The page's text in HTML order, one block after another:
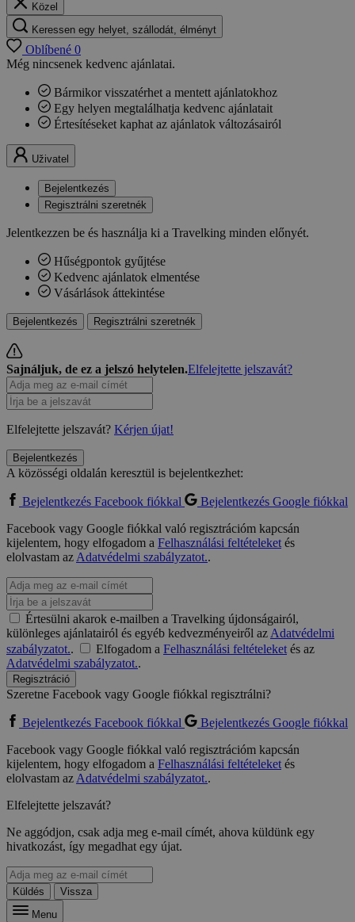
Közel
Keressen egy helyet, szállodát, élményt
Oblíbené 0
Még nincsenek kedvenc ajánlatai.
Bármikor visszatérhet a mentett ajánlatokhoz
Egy helyen megtalálhatja kedvenc ajánlatait
Értesítéseket kaphat az ajánlatok változásairól
Uživatel
Bejelentkezés
Regisztrálni szeretnék
Jelentkezzen be és használja ki a Travelking minden előnyét.
Hűségpontok gyűjtése
Kedvenc ajánlatok elmentése
Vásárlások áttekintése
Bejelentkezés Regisztrálni szeretnék
Sajnáljuk, de ez a jelszó helytelen.Elfelejtette jelszavát?
Elfelejtette jelszavát? Kérjen újat!
Bejelentkezés
A közösségi oldalán keresztül is bejelentkezhet:
Bejelentkezés Facebook fiókkal
Bejelentkezés Google fiókkal
Facebook vagy Google fiókkal való regisztrációm kapcsán
kijelentem, hogy elfogadom a Felhasználási feltételeketés
elolvastam azAdatvédelmi szabályzatot..
Értesülni akarok e-mailben a Travelking újdonságairól,
különleges ajánlatairól és egyéb kedvezményeiről azAdatvédelmi
szabályzatot.. Elfogadom a Felhasználási feltételeketés az
Adatvédelmi szabályzatot..
Regisztráció
Szeretne Facebook vagy Google fiókkal regisztrálni?
Bejelentkezés Facebook fiókkal
Bejelentkezés Google fiókkal
Facebook vagy Google fiókkal való regisztrációm kapcsán
kijelentem, hogy elfogadom a Felhasználási feltételeketés
elolvastam azAdatvédelmi szabályzatot..
Elfelejtette jelszavát?
Ne aggódjon, csak adja meg e-mail címét, ahova küldünk egy
hivatkozást, így megadhat egy újat.
Küldés
Vissza
Menu